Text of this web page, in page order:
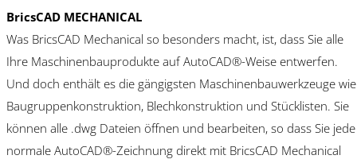
BricsCAD MECHANICAL
Was BricsCAD Mechanical so besonders macht, ist, dass Sie alle
Ihre Maschinenbauprodukte auf AutoCAD®-Weise entwerfen.
Und doch enthält es die gängigsten Maschinenbauwerkzeuge wie
Baugruppenkonstruktion, Blechkonstruktion und Stücklisten. Sie
können alle .dwg Dateien öffnen und bearbeiten, so dass Sie jede
normale AutoCAD®-Zeichnung direkt mit BricsCAD Mechanical